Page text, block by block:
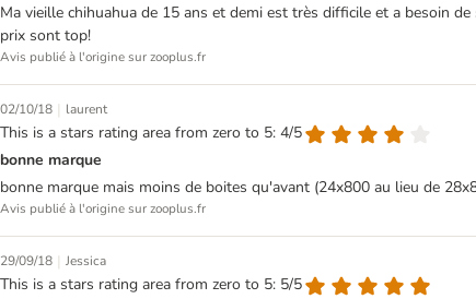
Ma vieille chihuahua de 15 ans et demi est très difficile et a besoin
prix sont top!
Avis publié à l'origine sur zooplus.fr
02/10/18 | laurent
This is a stars rating area from zero to 5: 4/5
bonne marque
bonne marque mais moins de boites qu'avant (24x800 au lieu de
Avis publié à l'origine sur zooplus.fr
29/09/18 | Jessica
This is a stars rating area from zero to 5: 5/5